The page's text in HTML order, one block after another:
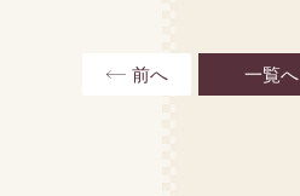
前へ 一覧へ